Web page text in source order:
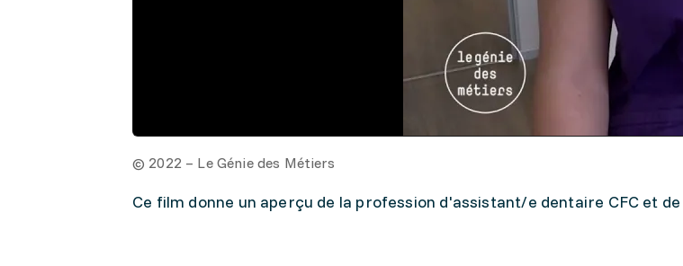
© 2022 – Le Génie des Métiers
Ce film donne un aperçu de la profession d'assistant/e dentaire CFC et